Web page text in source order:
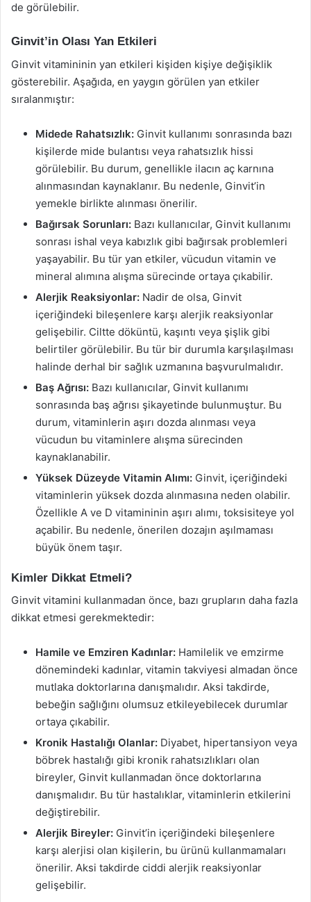
de görülebilir.
Ginvit’in Olası Yan Etkileri
Ginvit vitamininin yan etkileri kişiden kişiye değişiklik
gösterebilir. Aşağıda, en yaygın görülen yan etkiler
sıralanmıştır:
Midede Rahatsızlık: Ginvit kullanımı sonrasında bazı
kişilerde mide bulantısı veya rahatsızlık hissi
görülebilir. Bu durum, genellikle ilacın aç karnına
alınmasından kaynaklanır. Bu nedenle, Ginvit’in
yemekle birlikte alınması önerilir.
Bağırsak Sorunları: Bazı kullanıcılar, Ginvit kullanımı
sonrası ishal veya kabızlık gibi bağırsak problemleri
yaşayabilir. Bu tür yan etkiler, vücudun vitamin ve
mineral alımına alışma sürecinde ortaya çıkabilir.
Alerjik Reaksiyonlar: Nadir de olsa, Ginvit
içeriğindeki bileşenlere karşı alerjik reaksiyonlar
gelişebilir. Ciltte döküntü, kaşıntı veya şişlik gibi
belirtiler görülebilir. Bu tür bir durumla karşılaşılması
halinde derhal bir sağlık uzmanına başvurulmalıdır.
Baş Ağrısı: Bazı kullanıcılar, Ginvit kullanımı
sonrasında baş ağrısı şikayetinde bulunmuştur. Bu
durum, vitaminlerin aşırı dozda alınması veya
vücudun bu vitaminlere alışma sürecinden
kaynaklanabilir.
Yüksek Düzeyde Vitamin Alımı: Ginvit, içeriğindeki
vitaminlerin yüksek dozda alınmasına neden olabilir.
Özellikle A ve D vitamininin aşırı alımı, toksisiteye yol
açabilir. Bu nedenle, önerilen dozajın aşılmaması
büyük önem taşır.
Kimler Dikkat Etmeli?
Ginvit vitamini kullanmadan önce, bazı grupların daha fazla
dikkat etmesi gerekmektedir:
Hamile ve Emziren Kadınlar: Hamilelik ve emzirme
dönemindeki kadınlar, vitamin takviyesi almadan önce
mutlaka doktorlarına danışmalıdır. Aksi takdirde,
bebeğin sağlığını olumsuz etkileyebilecek durumlar
ortaya çıkabilir.
Kronik Hastalığı Olanlar: Diyabet, hipertansiyon veya
böbrek hastalığı gibi kronik rahatsızlıkları olan
bireyler, Ginvit kullanmadan önce doktorlarına
danışmalıdır. Bu tür hastalıklar, vitaminlerin etkilerini
değiştirebilir.
Alerjik Bireyler: Ginvit’in içeriğindeki bileşenlere
karşı alerjisi olan kişilerin, bu ürünü kullanmamaları
önerilir. Aksi takdirde ciddi alerjik reaksiyonlar
gelişebilir.